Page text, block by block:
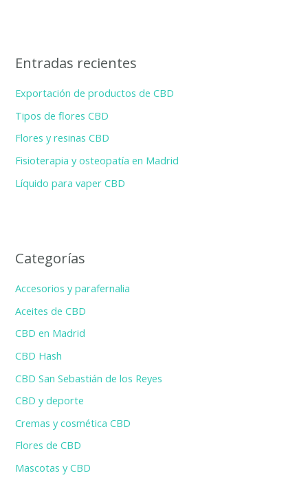
a
o
r
:
Entradas recientes
Exportación de productos de CBD
Tipos de flores CBD
Flores y resinas CBD
Fisioterapia y osteopatía en Madrid
Líquido para vaper CBD
Categorías
Accesorios y parafernalia
Aceites de CBD
CBD en Madrid
CBD Hash
CBD San Sebastián de los Reyes
CBD y deporte
Cremas y cosmética CBD
Flores de CBD
Mascotas y CBD